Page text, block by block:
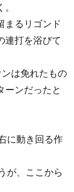
まるリゴンド
連打を浴びて
は免れたもの
ーンだったと
に動き回る作
が、ここから